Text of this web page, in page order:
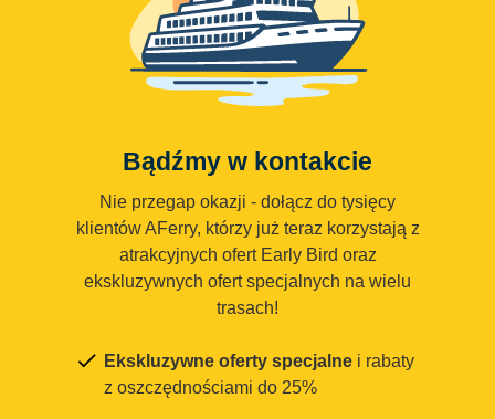
Bądźmy w kontakcie
Nie przegap okazji - dołącz do tysięcy
klientów AFerry, którzy już teraz korzystają z
atrakcyjnych ofert Early Bird oraz
ekskluzywnych ofert specjalnych na wielu
trasach!
Ekskluzywne oferty specjalne i rabaty
z oszczędnościami do 25%